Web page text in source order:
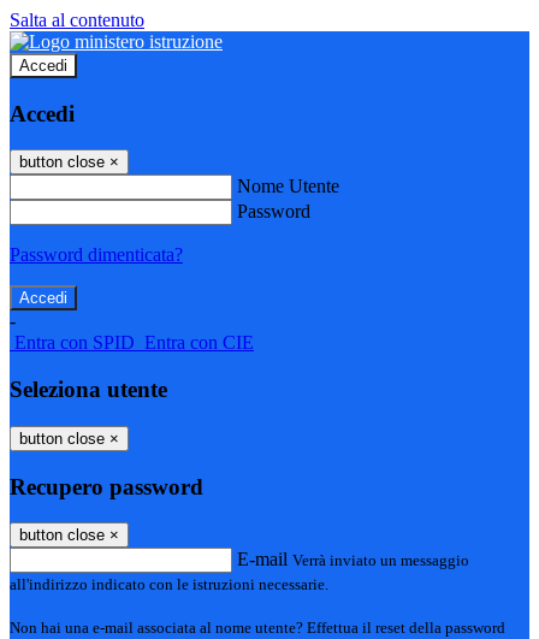
Salta al contenuto
Accedi
Accedi
button close ×
Nome Utente
Password
Password dimenticata?
-
Entra con SPID Entra con CIE
Seleziona utente
button close ×
Recupero password
button close ×
E-mail Verrà inviato un messaggio
all'indirizzo indicato con le istruzioni necessarie.
Non hai una e-mail associata al nome utente? Effettua il reset della password